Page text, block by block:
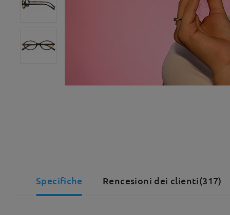
Specifiche Rencesioni dei clienti(317)